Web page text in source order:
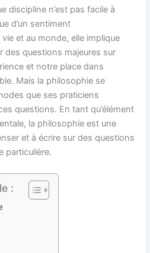
discipline n’est pas facile à
d’un sentiment
vie et au monde, elle implique
des questions majeures sur
et notre place dans
Mais la philosophie se
que ses praticiens
questions. En tant qu’élément
la philosophie est une
et à écrire sur des questions
particulière.
: